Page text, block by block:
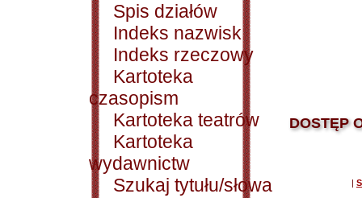
Spis działów
Indeks nazwisk
Indeks rzeczowy
Kartoteka
czasopism
Kartoteka teatrów
Kartoteka
wydawnictw
Szukaj tytułu/słowa
DOSTĘP
|